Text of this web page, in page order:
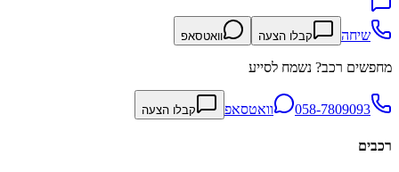
שיחה קבלו הצעה וואטסאפ
מחפשים רכב? נשמח לסייע
058-7809093 וואטסאפ קבלו הצעה
רכבים